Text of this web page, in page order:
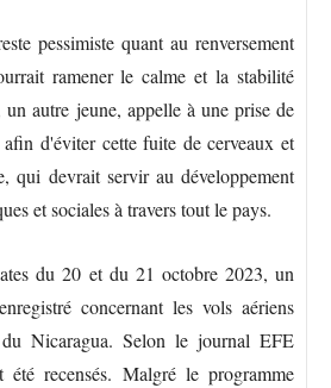
pessimiste quant au renversement
ramener le calme et la stabilité
un autre jeune, appelle à une prise de
afin d'éviter cette fuite de cerveaux et
qui devrait servir au développement
et sociales à travers tout le pays.
du 20 et du 21 octobre 2023, un
concernant les vols aériens
Nicaragua. Selon le journal EFE
recensés. Malgré le programme